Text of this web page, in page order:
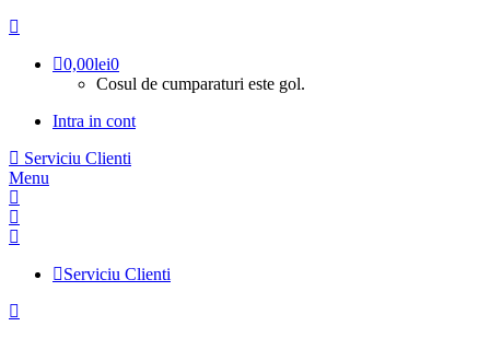
0,00lei0
Cosul de cumparaturi este gol.
Intra in cont
Serviciu Clienti
Menu
Serviciu Clienti